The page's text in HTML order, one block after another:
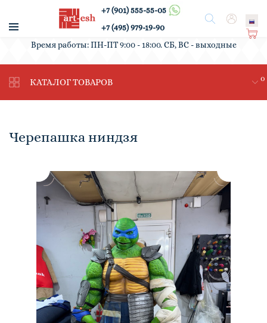
Поиск
+7 (901) 555-55-05
+7 (495) 979-19-90
Ко
ин
а
0
Вход
/
Время работы: ПН-ПТ 9:00 - 18:00. СБ, ВС - выходные
КАТАЛОГ ТОВАРОВ
Черепашка ниндзя